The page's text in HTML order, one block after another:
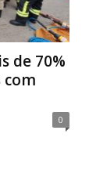
de 70%
com
0